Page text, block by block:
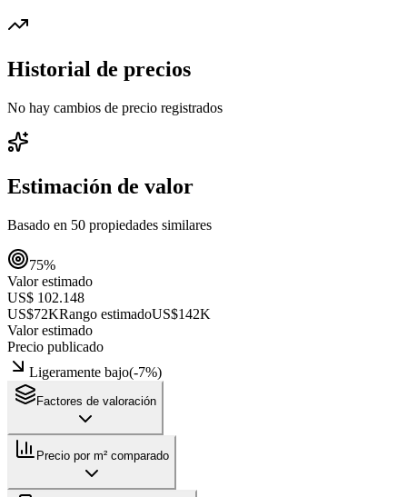
Historial de precios
No hay cambios de precio registrados
Estimación de valor
Basado en 50 propiedades similares
75%
Valor estimado
US$ 102.148
US$72KRango estimadoUS$142K
Valor estimado
Precio publicado
Ligeramente bajo(-7%)
Factores de valoración
Precio por m² comparado